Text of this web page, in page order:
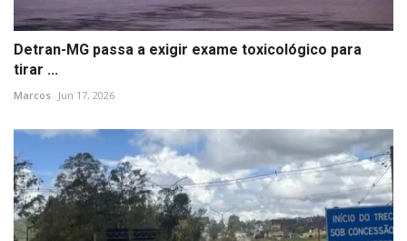
Detran-MG passa a exigir exame toxicológico para
tirar ...
Marcos Jun 17, 2026